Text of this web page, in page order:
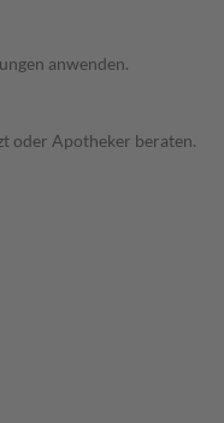
anwenden.
oder Apotheker beraten.